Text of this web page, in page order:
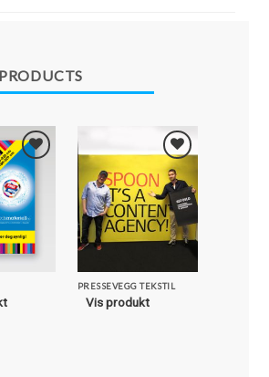
Legg i
Favoritter
Legg i
Favoritter
PRESSEVEGG TEKSTIL
Vis produkt